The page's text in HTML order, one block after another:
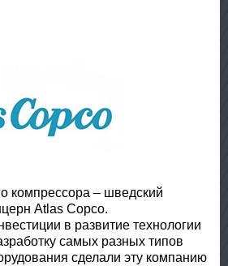
компрессора – шведский
Atlas Copco.
в развитие технологии
самых разных типов
сделали эту компанию